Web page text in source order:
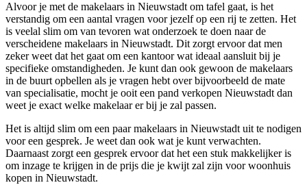
Alvoor je met de makelaars in Nieuwstadt om tafel gaat, is het
verstandig om een aantal vragen voor jezelf op een rij te zetten. Het
is veelal slim om van tevoren wat onderzoek te doen naar de
verscheidene makelaars in Nieuwstadt. Dit zorgt ervoor dat men
zeker weet dat het gaat om een kantoor wat ideaal aansluit bij je
specifieke omstandigheden. Je kunt dan ook gewoon de makelaars
in de buurt opbellen als je vragen hebt over bijvoorbeeld de mate
van specialisatie, mocht je ooit een pand verkopen Nieuwstadt dan
weet je exact welke makelaar er bij je zal passen.
Het is altijd slim om een paar makelaars in Nieuwstadt uit te nodigen
voor een gesprek. Je weet dan ook wat je kunt verwachten.
Daarnaast zorgt een gesprek ervoor dat het een stuk makkelijker is
om inzage te krijgen in de prijs die je kwijt zal zijn voor woonhuis
kopen in Nieuwstadt.